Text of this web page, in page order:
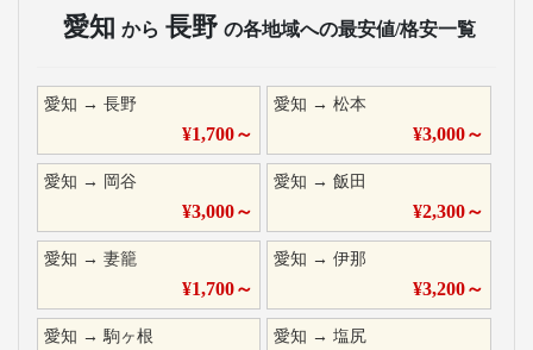
愛知 から 長野 の各地域への最安値/格安一覧
愛知 → 長野
¥1,700～
愛知 →松本
¥3,000～
愛知 → 岡谷
¥3,000～
愛知 →飯田
¥2,300～
愛知 → 妻籠
¥1,700～
愛知 →伊那
¥3,200～
愛知 →駒ヶ根 愛知 →塩尻